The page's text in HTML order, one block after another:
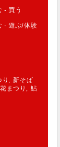
- 買う
- 遊ぶ/体験
り, 新そば
まつり, 鮎